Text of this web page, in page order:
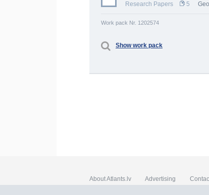
Research Papers 5
Work pack Nr. 1202574
Show work pack
About Atlants.lv Advertising